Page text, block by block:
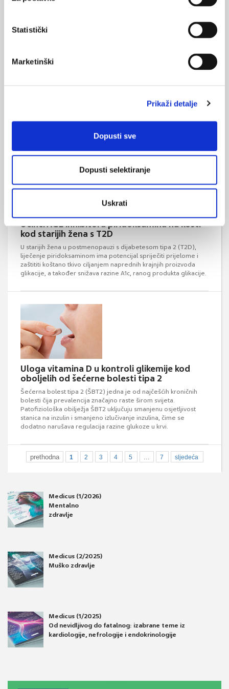
Statistički
Marketinški
Prikaži detalje
Dopusti sve
Dopusti selektiranje
Uskrati
Istraživači sa Sveučilišta Missouri proučavaju potencijalne
kardiovaskularnih i metaboličkih poremećaja poput visokog
Učinci AGE inhibitora piridoksamina na kosti
kod starijih žena s T2D
U starijih žena u postmenopauzi s dijabetesom tipa 2 (T2D),
liječenje piridoksaminom ima potencijal spriječiti prijelome i
zaštititi koštano tkivo ciljanjem naprednih krajnjih proizvoda
glikacije, a također snižava razine A1c, ranog produkta glikacije.
Uloga vitamina D u kontroli glikemije kod
oboljelih od šećerne bolesti tipa 2
Šećerna bolest tipa 2 (ŠBT2) jedna je od najčešćih kroničnih
bolesti čija prevalencija značajno raste širom svijeta.
Patofiziološka obilježja ŠBT2 uključuju smanjenu osjetljivost
stanica na inzulin i smanjeno izlučivanje inzulina, čime se
dodatno narušava regulacija razine glukoze u krvi.
prethodna 1 2 3 4 5 ... 7 sljedeća
Medicus (1/2026)
Mentalno
zdravlje
Medicus (2/2025)
Muško zdravlje
Medicus (1/2025)
Od nevidljivog do fatalnog: izabrane teme iz
kardiologije, nefrologije i endokrinologije